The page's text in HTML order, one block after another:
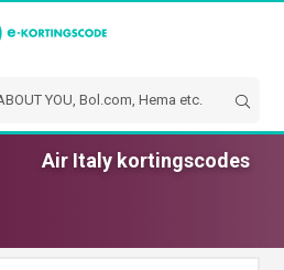
Air Italy kortingscodes